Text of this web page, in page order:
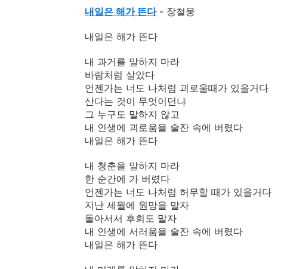
내일은 해가 뜬다- 장철웅
내일은 해가 뜬다
내 과거를 말하지 마라
바람처럼 살았다
언젠가는 너도 나처럼 괴로울때가 있을거다
산다는 것이 무엇이던냐
그 누구도 말하지 않고
내 인생에 괴로움을 술잔 속에 버렸다
내일은 해가 뜬다
내 청춘을 말하지 마라
한 순간에 가 버렸다
언젠가는 너도 나처럼 허무할 때가 있을거다
지난 세월에 원망을 말자
돌아서서 후회도 말자
내 인생에 서러움을 술잔 속에 버렸다
내일은 해가 뜬다